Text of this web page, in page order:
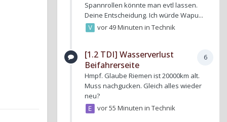
Spannrollen könnte man evtl lassen.
Deine Entscheidung. Ich würde Wapu...
vor 49 MinuteninTechnik
6
[1.2 TDI] Wasserverlust
Beifahrerseite
Hmpf. Glaube Riemen ist 20000km alt.
Muss nachgucken. Gleich alles wieder
neu?
vor 55 MinuteninTechnik